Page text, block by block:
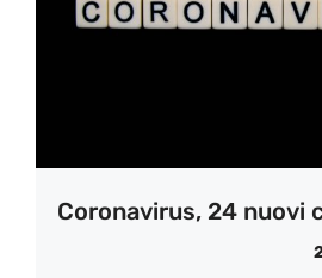
Coronavirus, 24 nuovi